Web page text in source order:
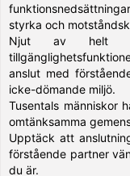
styrka och
Njut av helt
anslut med
icke-dömande miljö.
Tusentals människor
omtänksamma
Upptäck att
förstående partner
du är.